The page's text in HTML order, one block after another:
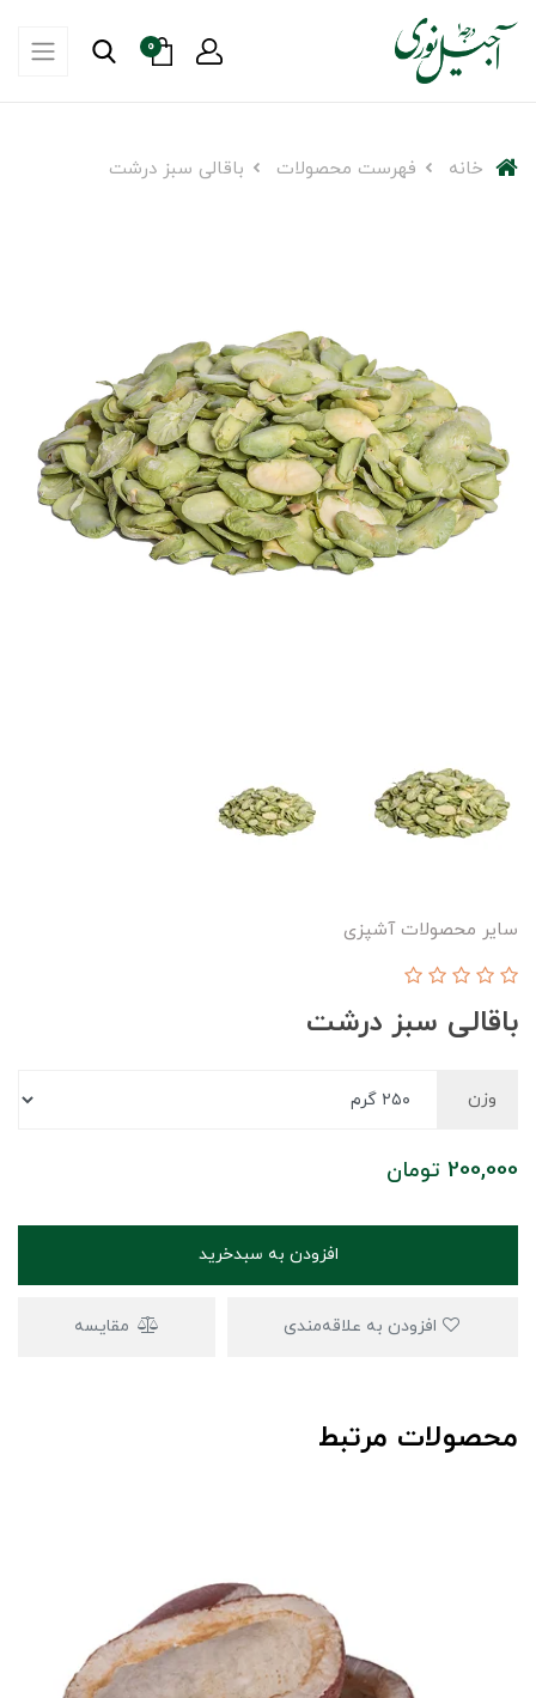
0
خانه فهرست محصولات باقالی سبز درشت
سایر محصولات آشپزی
باقالی سبز درشت
وزن
200,000 تومان
افزودن به سبدخرید
مقایسه
محصولات مرتبط